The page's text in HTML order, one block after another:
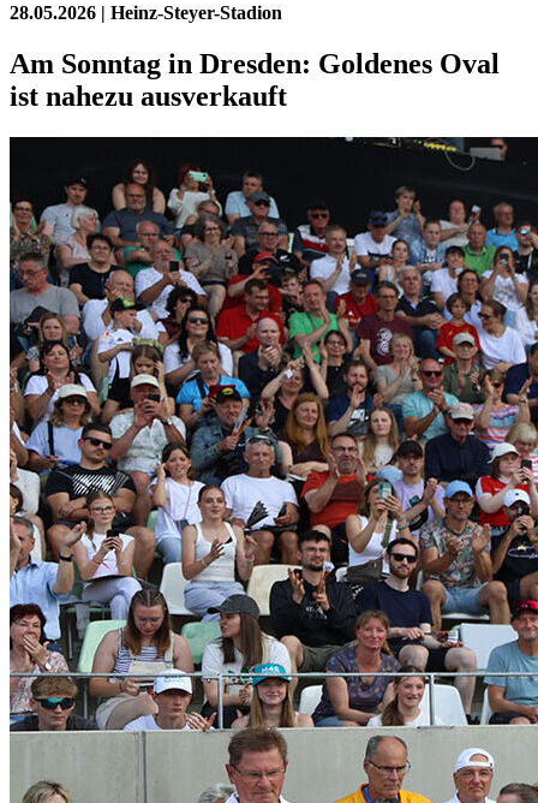
28.05.2026 | Heinz-Steyer-Stadion
Am Sonntag in Dresden: Goldenes Oval
ist nahezu ausverkauft